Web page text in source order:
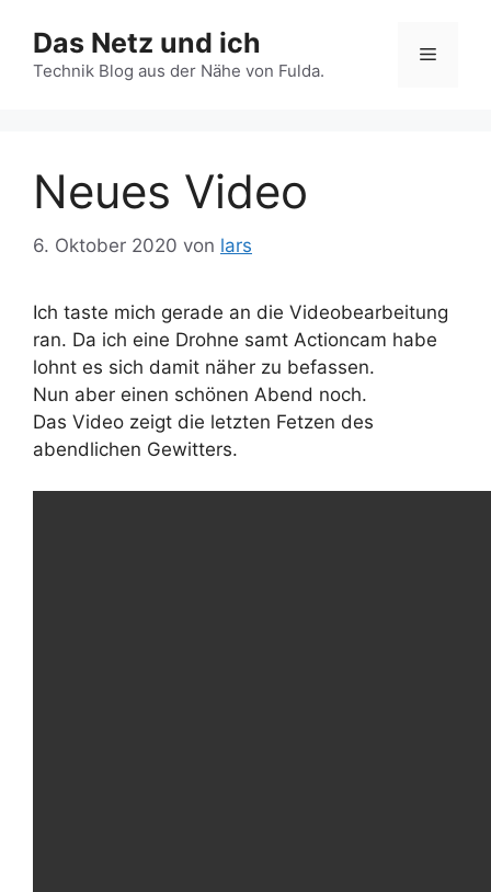
Inhalt
springen
Das Netz und ich
Technik Blog aus der Nähe von Fulda.
Menü
Neues Video
6. Oktober 2020 von lars
Ich taste mich gerade an die Videobearbeitung
ran. Da ich eine Drohne samt Actioncam habe
lohnt es sich damit näher zu befassen.
Nun aber einen schönen Abend noch.
Das Video zeigt die letzten Fetzen des
abendlichen Gewitters.